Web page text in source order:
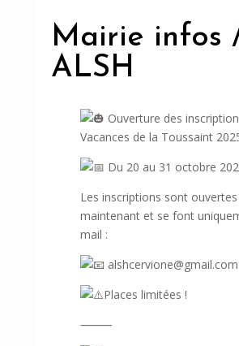
Mairie infos
ALSH
Ouverture des
Vacances de la Toussaint
Du 20 au 31 octobre
Les inscriptions sont
maintenant et se font
mail :
alshcervione@gmail.com
Places limitées !
⸻